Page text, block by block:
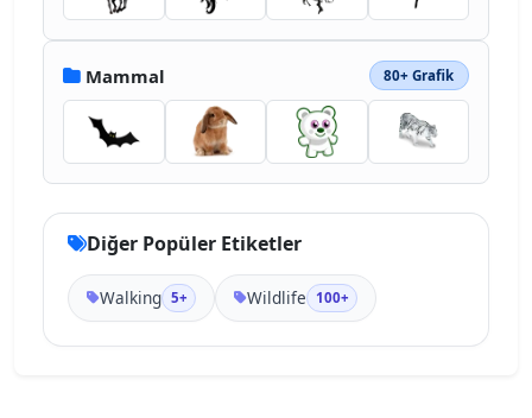
Mammal 80+ Grafik
Diğer Popüler Etiketler
Walking 5+ Wildlife 100+